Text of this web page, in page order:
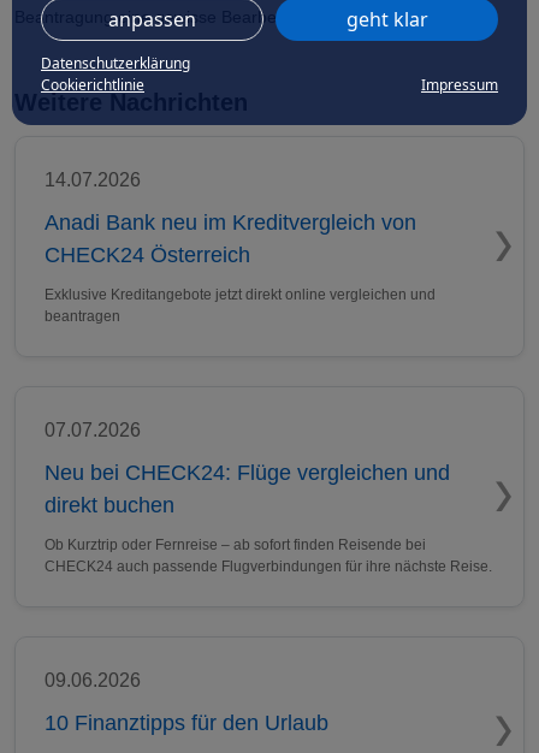
anpassen geht klar
Datenschutzerklärung
Cookierichtlinie
Impressum
Beantragung eine gewisse Bearbeitungszeit einzuplanen.
14.07.2026
Anadi Bank neu im Kreditvergleich von
CHECK24 Österreich
Exklusive Kreditangebote jetzt direkt online vergleichen und
beantragen
07.07.2026
Neu bei CHECK24: Flüge vergleichen und
direkt buchen
Ob Kurztrip oder Fernreise – ab sofort finden Reisende bei
CHECK24 auch passende Flugverbindungen für ihre nächste Reise.
09.06.2026
10 Finanztipps für den Urlaub